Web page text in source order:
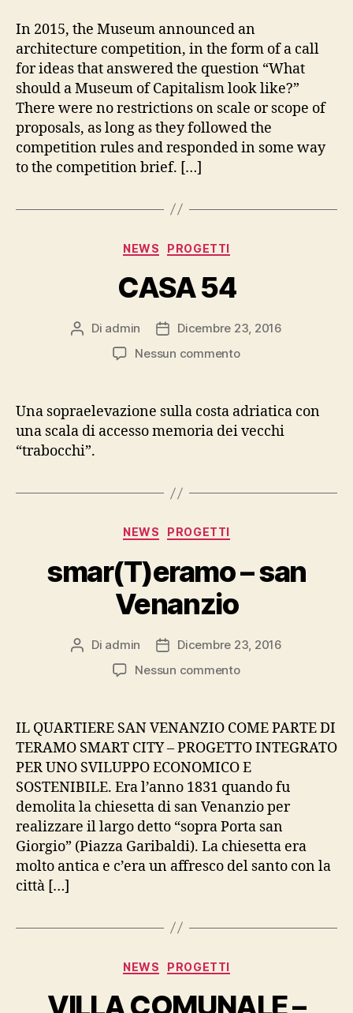
In 2015, the Museum announced an
architecture competition, in the form of a call
for ideas that answered the question “What
should a Museum of Capitalism look like?”
There were no restrictions on scale or scope of
proposals, as long as they followed the
competition rules and responded in some way
to the competition brief. […]
Categorie
NEWS PROGETTI
CASA 54
Autore
articolo
Di admin
DataDicembre 23, 2016
Nessun commentosu
Una sopraelevazione sulla costa adriatica con
una scala di accesso memoria dei vecchi
“trabocchi”.
Categorie
NEWS PROGETTI
smar(T)eramo – san
Venanzio
Autore
articolo
Di admin
DataDicembre 23, 2016
Nessun commentosu
san
IL QUARTIERE SAN VENANZIO COME PARTE DI
TERAMO SMART CITY – PROGETTO INTEGRATO
PER UNO SVILUPPO ECONOMICO E
SOSTENIBILE. Era l’anno 1831 quando fu
demolita la chiesetta di san Venanzio per
realizzare il largo detto “sopra Porta san
Giorgio” (Piazza Garibaldi). La chiesetta era
molto antica e c’era un affresco del santo con la
città […]
Categorie
NEWS PROGETTI
VILLA COMUNALE –